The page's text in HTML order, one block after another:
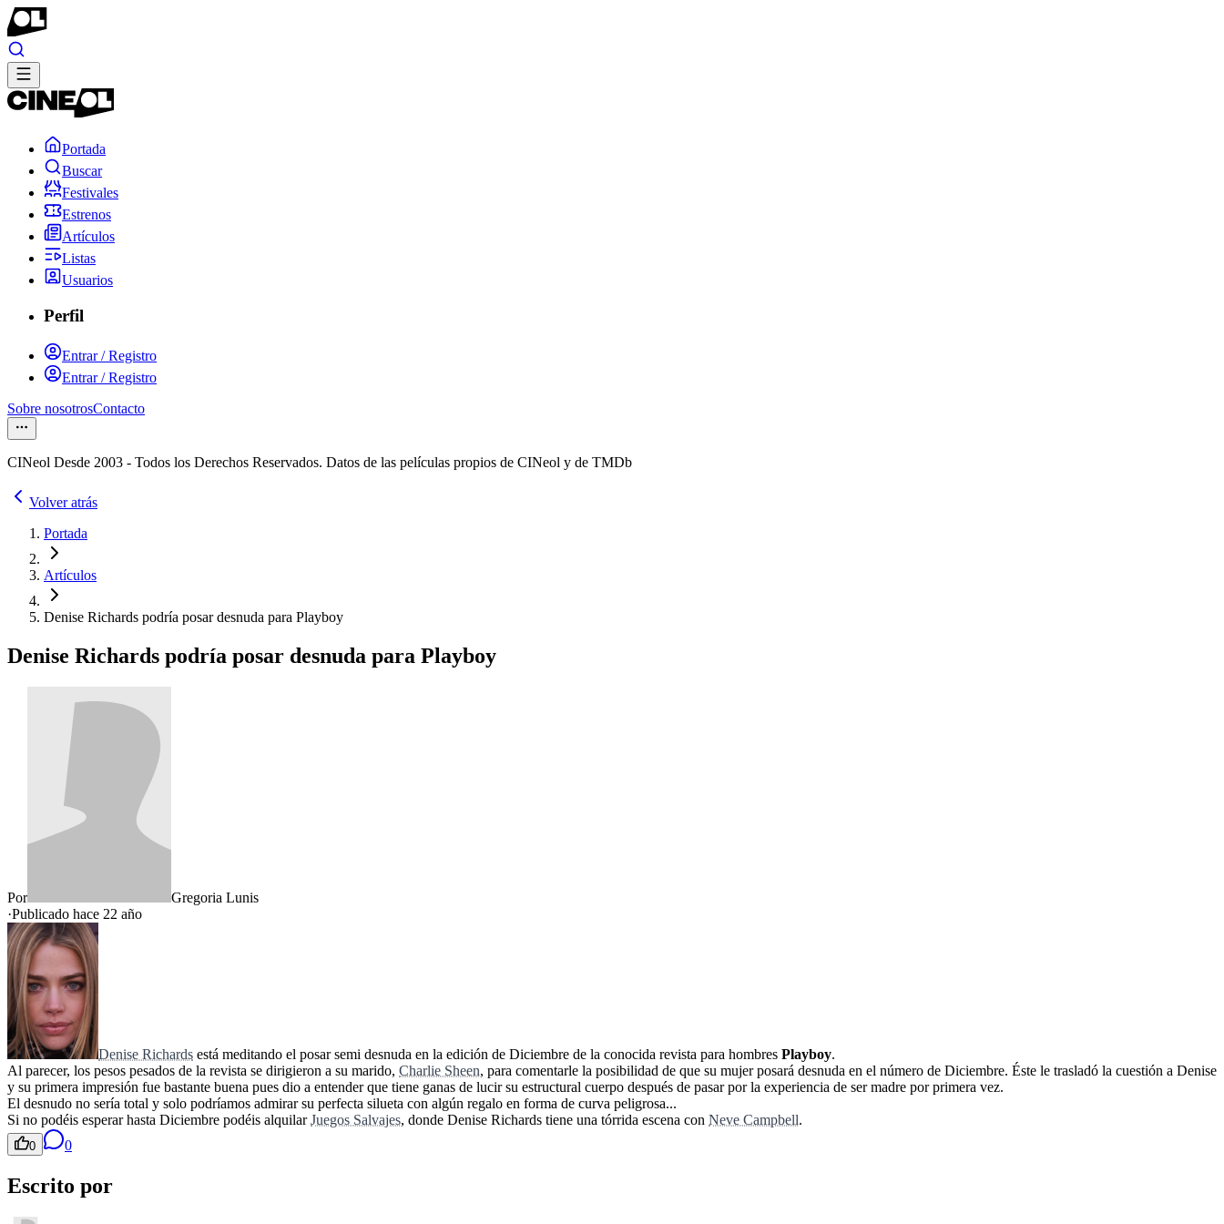
Portada
Buscar
Festivales
Estrenos
Artículos
Listas
Usuarios
Perfil
Entrar / Registro
Entrar / Registro
Sobre nosotrosContacto
CINeol Desde 2003 - Todos los Derechos Reservados. Datos de las películas propios de CINeol y de TMDb
Volver atrás
Portada
Artículos
Denise Richards podría posar desnuda para Playboy
Denise Richards podría posar desnuda para Playboy
Por
Gregoria Lunis
·Publicado hace 22 año
Denise Richards está meditando el posar semi desnuda en la edición de Diciembre de la conocida revista para hombres Playboy.
Al parecer, los pesos pesados de la revista se dirigieron a su marido, Charlie Sheen, para comentarle la posibilidad de que su mujer posará desnuda en el número de Diciembre. Éste le trasladó la cuestión a Denise
y su primera impresión fue bastante buena pues dio a entender que tiene ganas de lucir su estructural cuerpo después de pasar por la experiencia de ser madre por primera vez.
El desnudo no sería total y solo podríamos admirar su perfecta silueta con algún regalo en forma de curva peligrosa...
Si no podéis esperar hasta Diciembre podéis alquilarJuegos Salvajes, donde Denise Richards tiene una tórrida escena con Neve Campbell.
0 0
Escrito por